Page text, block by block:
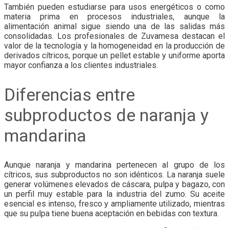
También pueden estudiarse para usos energéticos o como
materia prima en procesos industriales, aunque la
alimentación animal sigue siendo una de las salidas más
consolidadas. Los profesionales de Zuvamesa destacan el
valor de la tecnología y la homogeneidad en la producción de
derivados cítricos, porque un pellet estable y uniforme aporta
mayor confianza a los clientes industriales.
Diferencias entre
subproductos de naranja y
mandarina
Aunque naranja y mandarina pertenecen al grupo de los
cítricos, sus subproductos no son idénticos. La naranja suele
generar volúmenes elevados de cáscara, pulpa y bagazo, con
un perfil muy estable para la industria del zumo. Su aceite
esencial es intenso, fresco y ampliamente utilizado, mientras
que su pulpa tiene buena aceptación en bebidas con textura.